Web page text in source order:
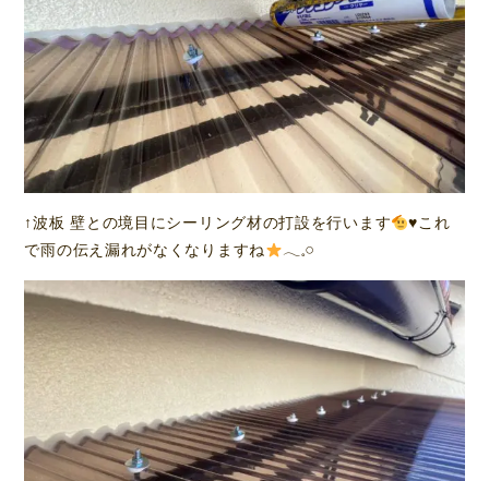
↑波板 壁との境目にシーリング材の打設を行います ♥️これ
で雨の伝え漏れがなくなりますね
𓂃𓈒𓏸︎︎︎︎